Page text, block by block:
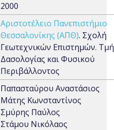
2000
Αριστοτέλειο Πανεπιστήμιο
Θεσσαλονίκης (ΑΠΘ). Σχολή
Γεωτεχνικών Επιστημών.
Δασολογίας και Φυσικού
Περιβάλλοντος
Παπασταύρου Αναστάσιος
Μάτης Κωνσταντίνος
Σμύρης Παύλος
Στάμου Νικόλαος